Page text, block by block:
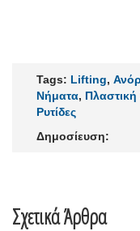
Tags: Lifting,
Νήματα, Πλαστική
Ρυτίδες
Δημοσίευση:
Σχετικά Άρθρα